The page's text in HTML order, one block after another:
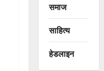
समाज
साहित्य
हेडलाइन